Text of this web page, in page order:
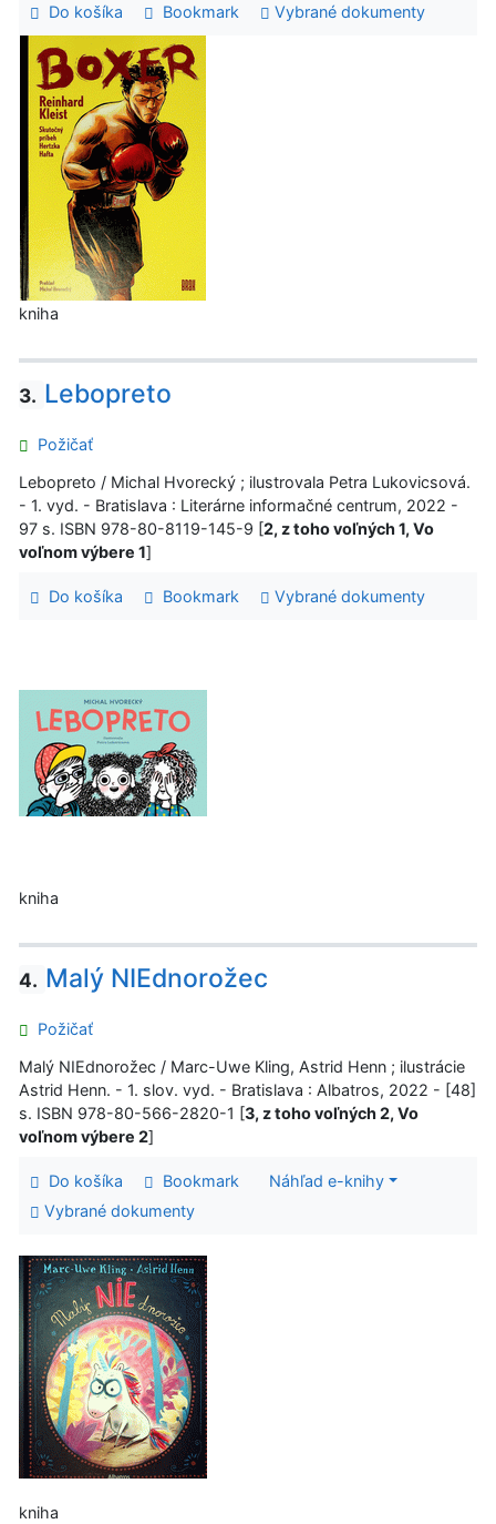
Do košíka Bookmark Vybrané dokumenty
kniha
3. Lebopreto
Požičať
Lebopreto / Michal Hvorecký ; ilustrovala Petra Lukovicsová.
- 1. vyd. - Bratislava : Literárne informačné centrum, 2022 -
97 s. ISBN 978-80-8119-145-9 [2, z toho voľných 1, Vo
voľnom výbere 1]
Do košíka Bookmark Vybrané dokumenty
kniha
4. Malý NIEdnorožec
Požičať
Malý NIEdnorožec / Marc-Uwe Kling, Astrid Henn ; ilustrácie
Astrid Henn. - 1. slov. vyd. - Bratislava : Albatros, 2022 - [48]
s. ISBN 978-80-566-2820-1 [3, z toho voľných 2, Vo
voľnom výbere 2]
Do košíka Bookmark
Náhľad e-knihy
Vybrané dokumenty
kniha